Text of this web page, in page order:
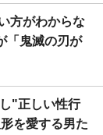
方がわからな
「鬼滅の刃が
"正しい性行
を愛する男た